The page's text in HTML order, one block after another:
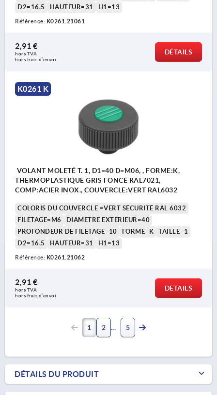
D2=16,5
HAUTEUR=31 H1=13
Référence: K0261.21061
2,91 €
hors TVA
hors frais d’envoi
DÉTAILS
K0261 K
VOLANT MOLETÉ T. 1, D1=40 D=M06, , FORME:K,
THERMOPLASTIQUE GRIS FONCÉ RAL7021,
COMP:ACIER INOX., COUVERCLE:VERT RAL6032
COLORIS DU COUVERCLE =VERT SÉCURITÉ RAL 6032
FILETAGE=M6
DIAMÈTRE EXTÉRIEUR=40
PROFONDEUR DE FILETAGE=10
FORME=K
TAILLE=1
D2=16,5
HAUTEUR=31 H1=13
Référence: K0261.21062
2,91 €
hors TVA
hors frais d’envoi
DÉTAILS
1 2 5
DÉTAILS DU PRODUIT